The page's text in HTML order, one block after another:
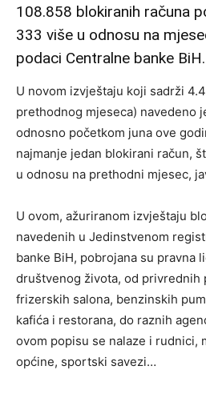
108.858 blokiranih računa
333 više u odnosu na
podaci Centralne banke BiH.
U novom izvještaju koji sadrži
prethodnog mjeseca) navedeno
odnosno početkom juna ove
najmanje jedan blokirani račun,
u odnosu na prethodni mjesec,
U ovom, ažuriranom izvještaju
navedenih u Jedinstvenom
banke BiH, pobrojana su pravna
društvenog života, od privrednih
frizerskih salona, benzinskih
kafića i restorana, do raznih
ovom popisu se nalaze i rudnici,
općine, sportski savezi…